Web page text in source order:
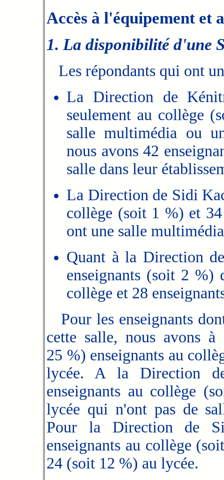
Accès à l'équipement et
1. La disponibilité d'une
Les répondants qui ont
La Direction de
seulement au collège
salle multimédia ou
nous avons 42
salle dans leur
La Direction de Sidi
collège (soit 1 %) et
ont une salle
Quant à la Direction
enseignants (soit 2 %)
collège et 28
Pour les enseignants
cette salle, nous avons
25 %) enseignants au
lycée. A la Direction
enseignants au collège
lycée qui n'ont pas de
Pour la Direction de
enseignants au collège
24 (soit 12 %) au lycée.